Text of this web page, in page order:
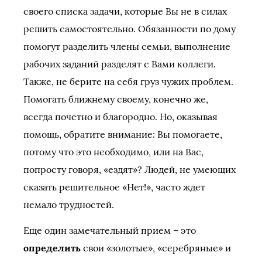
своего списка задачи, которые Вы не в силах
решить самостоятельно. Обязанности по дому
помогут разделить члены семьи, выполнение
рабочих заданий разделят с Вами коллеги.
Также, не берите на себя груз чужих проблем.
Помогать ближнему своему, конечно же,
всегда почетно и благородно. Но, оказывая
помощь, обратите внимание: Вы помогаете,
потому что это необходимо, или на Вас,
попросту говоря, «ездят»? Людей, не умеющих
сказать решительное «Нет!», часто ждет
немало трудностей.
Еще один замечательный прием – это
определить свои «золотые», «серебряные» и